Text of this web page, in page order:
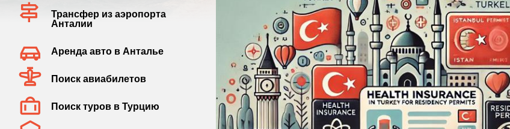
Трансфер из аэропорта
Анталии
Аренда авто в Анталье
Поиск авиабилетов
Поиск туров в Турцию